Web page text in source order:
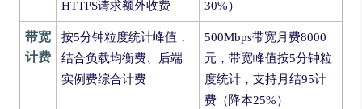
HTTPS请求额外收费
30%）
带宽
计费
按5分钟粒度统计峰值，
结合负载均衡费、后端
实例费综合计费
500Mbps带宽月费8000
元，带宽峰值按5分钟粒
度统计，支持月结95计
费（降本25%）